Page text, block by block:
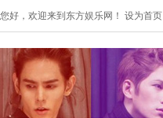
您好，欢迎来到东方娱乐网！ 设为首页